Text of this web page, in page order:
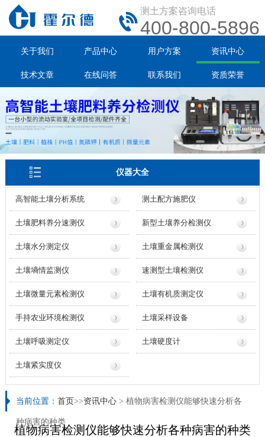
测土方案咨询电话
400-800-5896
关于我们 产品中心 用户方案 资讯中心
技术文章 在线问答 联系我们 资质荣誉
仪器大全
高智能土壤分析系统 测土配方施肥仪
土壤肥料养分速测仪 新型土壤养分检测仪
土壤水分测定仪 土壤重金属检测仪
土壤墒情监测仪 速测型土壤检测仪
土壤微量元素检测仪 土壤有机质测定仪
手持农业环境检测仪 土壤采样设备
土壤呼吸测定仪 土壤硬度计
土壤紧实度仪
当前位置： 首页>>资讯中心> 植物病害检测仪能够快速分析各
种病害的种类
植物病害检测仪能够快速分析各种病害的种类